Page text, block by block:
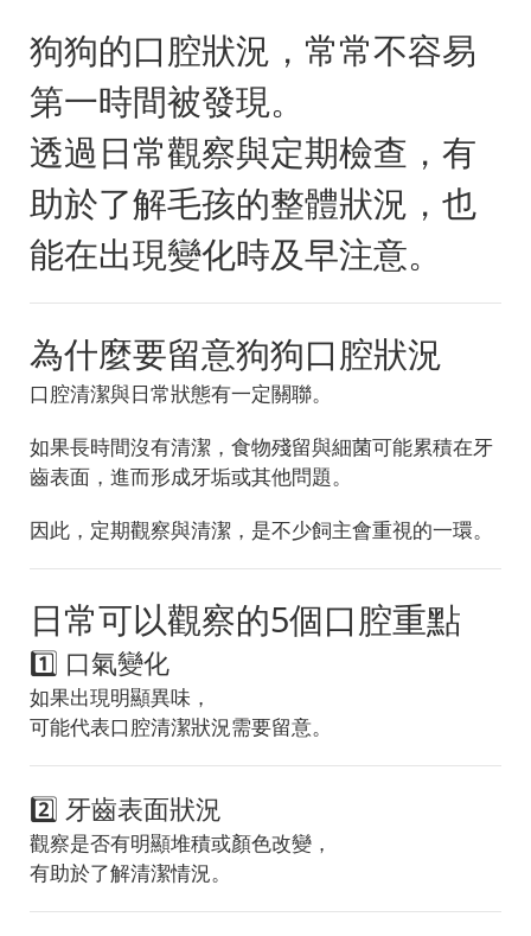
狗狗的口腔狀況，常常不容易
第一時間被發現。
透過日常觀察與定期檢查，有
助於了解毛孩的整體狀況，也
能在出現變化時及早注意。
為什麼要留意狗狗口腔狀況
口腔清潔與日常狀態有一定關聯。
如果長時間沒有清潔，食物殘留與細菌可能累積在牙
齒表面，進而形成牙垢或其他問題。
因此，定期觀察與清潔，是不少飼主會重視的一環。
日常可以觀察的5個口腔重點
1️⃣ 口氣變化
如果出現明顯異味，
可能代表口腔清潔狀況需要留意。
2️⃣ 牙齒表面狀況
觀察是否有明顯堆積或顏色改變，
有助於了解清潔情況。